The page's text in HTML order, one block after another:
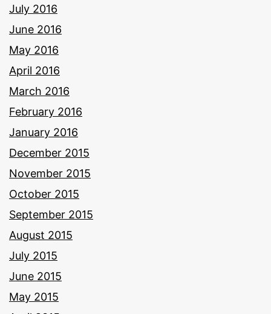
July 2016
June 2016
May 2016
April 2016
March 2016
February 2016
January 2016
December 2015
November 2015
October 2015
September 2015
August 2015
July 2015
June 2015
May 2015